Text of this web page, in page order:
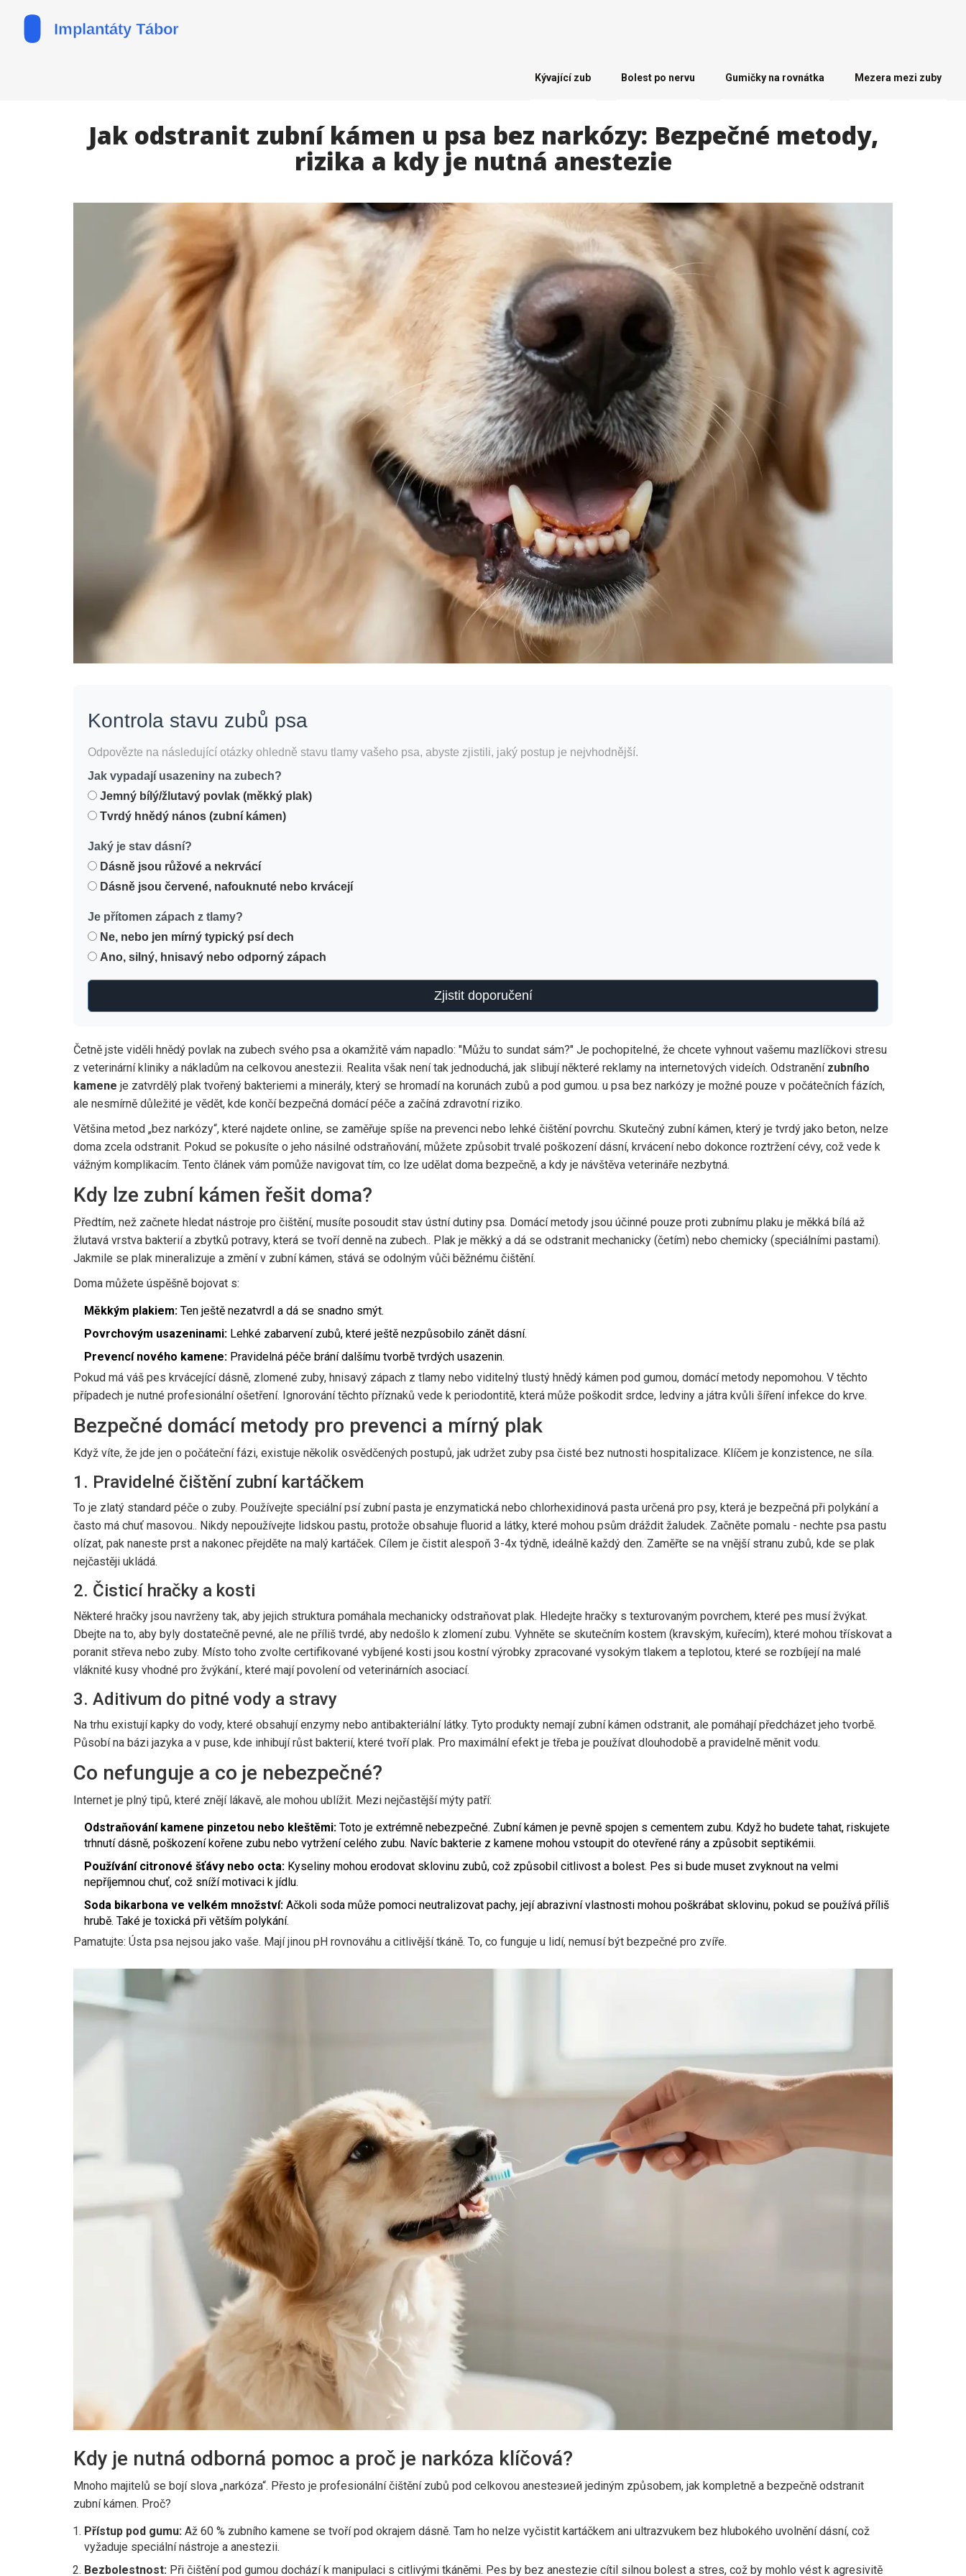
Kývající zub Bolest po nervu Gumičky na rovnátka Mezera mezi zuby
Jak odstranit zubní kámen u psa bez narkózy: Bezpečné metody,
rizika a kdy je nutná anestezie
Kontrola stavu zubů psa
Odpovězte na následující otázky ohledně stavu tlamy vašeho psa, abyste zjistili, jaký postup je nejvhodnější.
Jak vypadají usazeniny na zubech?
Jemný bílý/žlutavý povlak (měkký plak)
Tvrdý hnědý nános (zubní kámen)
Jaký je stav dásní?
Dásně jsou růžové a nekrvácí
Dásně jsou červené, nafouknuté nebo krvácejí
Je přítomen zápach z tlamy?
Ne, nebo jen mírný typický psí dech
Ano, silný, hnisavý nebo odporný zápach
Zjistit doporučení
Četně jste viděli hnědý povlak na zubech svého psa a okamžitě vám napadlo: "Můžu to sundat sám?" Je pochopitelné, že chcete vyhnout vašemu mazlíčkovi stresu
z veterinární kliniky a nákladům na celkovou anestezii. Realita však není tak jednoduchá, jak slibují některé reklamy na internetových videích. Odstranění zubního
kamene je zatvrdělý plak tvořený bakteriemi a minerály, který se hromadí na korunách zubů a pod gumou. u psa bez narkózy je možné pouze v počátečních fázích,
ale nesmírně důležité je vědět, kde končí bezpečná domácí péče a začíná zdravotní riziko.
Většina metod „bez narkózy“, které najdete online, se zaměřuje spíše na prevenci nebo lehké čištění povrchu. Skutečný zubní kámen, který je tvrdý jako beton, nelze
doma zcela odstranit. Pokud se pokusíte o jeho násilné odstraňování, můžete způsobit trvalé poškození dásní, krvácení nebo dokonce roztržení cévy, což vede k
vážným komplikacím. Tento článek vám pomůže navigovat tím, co lze udělat doma bezpečně, a kdy je návštěva veterináře nezbytná.
Kdy lze zubní kámen řešit doma?
Předtím, než začnete hledat nástroje pro čištění, musíte posoudit stav ústní dutiny psa. Domácí metody jsou účinné pouze proti zubnímu plaku je měkká bílá až
žlutavá vrstva bakterií a zbytků potravy, která se tvoří denně na zubech.. Plak je měkký a dá se odstranit mechanicky (četím) nebo chemicky (speciálními pastami).
Jakmile se plak mineralizuje a změní v zubní kámen, stává se odolným vůči běžnému čištění.
Doma můžete úspěšně bojovat s:
Měkkým plakiem: Ten ještě nezatvrdl a dá se snadno smýt.
Povrchovým usazeninami: Lehké zabarvení zubů, které ještě nezpůsobilo zánět dásní.
Prevencí nového kamene: Pravidelná péče brání dalšímu tvorbě tvrdých usazenin.
Pokud má váš pes krvácející dásně, zlomené zuby, hnisavý zápach z tlamy nebo viditelný tlustý hnědý kámen pod gumou, domácí metody nepomohou. V těchto
případech je nutné profesionální ošetření. Ignorování těchto příznaků vede k periodontitě, která může poškodit srdce, ledviny a játra kvůli šíření infekce do krve.
Bezpečné domácí metody pro prevenci a mírný plak
Když víte, že jde jen o počáteční fázi, existuje několik osvědčených postupů, jak udržet zuby psa čisté bez nutnosti hospitalizace. Klíčem je konzistence, ne síla.
1. Pravidelné čištění zubní kartáčkem
To je zlatý standard péče o zuby. Používejte speciálnípsí zubní pasta je enzymatická nebo chlorhexidinová pasta určená pro psy, která je bezpečná při polykání a
často má chuť masovou.. Nikdy nepoužívejte lidskou pastu, protože obsahuje fluorid a látky, které mohou psům dráždit žaludek. Začněte pomalu - nechte psa pastu
olízat, pak naneste prst a nakonec přejděte na malý kartáček. Cílem je čistit alespoň 3-4x týdně, ideálně každý den. Zaměřte se na vnější stranu zubů, kde se plak
nejčastěji ukládá.
2. Čisticí hračky a kosti
Některé hračky jsou navrženy tak, aby jejich struktura pomáhala mechanicky odstraňovat plak. Hledejte hračky s texturovaným povrchem, které pes musí žvýkat.
Dbejte na to, aby byly dostatečně pevné, ale ne příliš tvrdé, aby nedošlo k zlomení zubu. Vyhněte se skutečním kostem (kravským, kuřecím), které mohou třískovat a
poranit střeva nebo zuby. Místo toho zvolte certifikované vybíjené kosti jsou kostní výrobky zpracované vysokým tlakem a teplotou, které se rozbíjejí na malé
vláknité kusy vhodné pro žvýkání., které mají povolení od veterinárních asociací.
3. Aditivum do pitné vody a stravy
Na trhu existují kapky do vody, které obsahují enzymy nebo antibakteriální látky. Tyto produkty nemají zubní kámen odstranit, ale pomáhají předcházet jeho tvorbě.
Působí na bázi jazyka a v puse, kde inhibují růst bakterií, které tvoří plak. Pro maximální efekt je třeba je používat dlouhodobě a pravidelně měnit vodu.
Co nefunguje a co je nebezpečné?
Internet je plný tipů, které znějí lákavě, ale mohou ublížit. Mezi nejčastější mýty patří:
Odstraňování kamene pinzetou nebo kleštěmi: Toto je extrémně nebezpečné. Zubní kámen je pevně spojen s cementem zubu. Když ho budete tahat, riskujete
trhnutí dásně, poškození kořene zubu nebo vytržení celého zubu. Navíc bakterie z kamene mohou vstoupit do otevřené rány a způsobit septikémii.
Používání citronové šťávy nebo octa: Kyseliny mohou erodovat sklovinu zubů, což způsobil citlivost a bolest. Pes si bude muset zvyknout na velmi
nepříjemnou chuť, což sníží motivaci k jídlu.
Soda bikarbona ve velkém množství: Ačkoli soda může pomoci neutralizovat pachy, její abrazivní vlastnosti mohou poškrábat sklovinu, pokud se používá příliš
hrubě. Také je toxická při větším polykání.
Pamatujte: Ústa psa nejsou jako vaše. Mají jinou pH rovnováhu a citlivější tkáně. To, co funguje u lidí, nemusí být bezpečné pro zvíře.
Kdy je nutná odborná pomoc a proč je narkóza klíčová?
Mnoho majitelů se bojí slova „narkóza“. Přesto je profesionální čištění zubů pod celkovou anestезией jediným způsobem, jak kompletně a bezpečně odstranit
zubní kámen. Proč?
Přístup pod gumu: Až 60 % zubního kamene se tvoří pod okrajem dásně. Tam ho nelze vyčistit kartáčkem ani ultrazvukem bez hlubokého uvolnění dásní, což
vyžaduje speciální nástroje a anestezii.
Bezbolestnost: Při čištění pod gumou dochází k manipulaci s citlivými tkáněmi. Pes by bez anestezie cítil silnou bolest a stres, což by mohlo vést k agresivitě